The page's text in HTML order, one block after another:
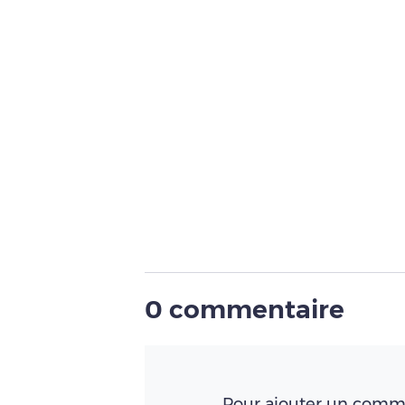
0 commentaire